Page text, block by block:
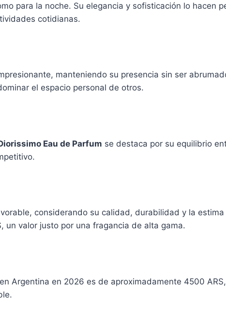
para la noche. Su elegancia y sofisticación lo hacen
cotidianas.
manteniendo su presencia sin ser
el espacio personal de otros.
Eau de Parfum se destaca por su equilibrio
considerando su calidad, durabilidad y la estima
un valor justo por una fragancia de alta gama.
en Argentina en 2026 es de aproximadamente 4500